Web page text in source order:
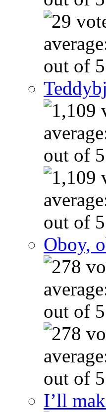
Oboy,
I’ll